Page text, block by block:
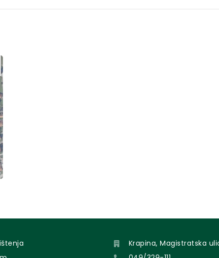
Krapina, Magistratska